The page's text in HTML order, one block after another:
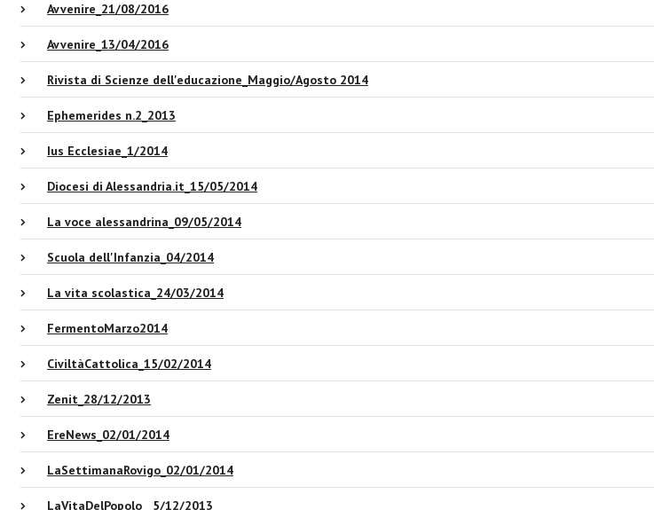
Avvenire_21/08/2016
Avvenire_13/04/2016
Rivista di Scienze dell'educazione_Maggio/Agosto 2014
Ephemerides n.2_2013
Ius Ecclesiae_1/2014
Diocesi di Alessandria.it_15/05/2014
La voce alessandrina_09/05/2014
Scuola dell'Infanzia_04/2014
La vita scolastica_24/03/2014
FermentoMarzo2014
CiviltàCattolica_15/02/2014
Zenit_28/12/2013
EreNews_02/01/2014
LaSettimanaRovigo_02/01/2014
LaVitaDelPopolo__5/12/2013